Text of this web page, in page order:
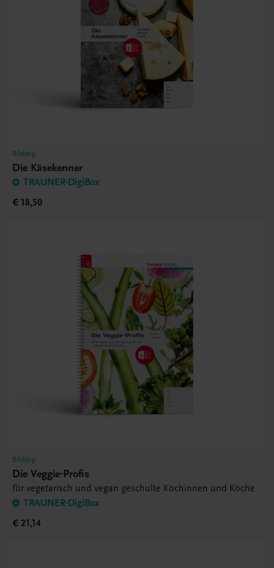
Bildung
Die Käsekenner
TRAUNER-DigiBox
€ 18,50
Bildung
Die Veggie-Profis
für vegetarisch und vegan geschulte Köchinnen und Köche
TRAUNER-DigiBox
€ 21,14